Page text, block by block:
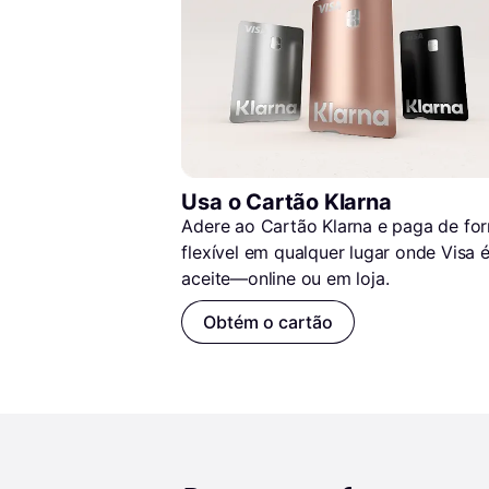
Usa o Cartão Klarna
Adere ao Cartão Klarna e paga de
flexível em qualquer lugar onde Visa é
aceite—online ou em loja.
Obtém o cartão